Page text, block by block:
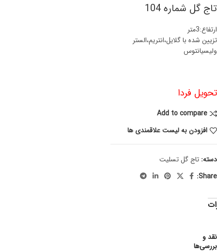
تاج گل شماره 104
ارتفاع:3متر
تزیین شده با گلایل،انتریم،الستر
ولیسیانتوس
تحویل فردا
Add to compare
افزودن به لیست علاقمندی ها
دسته: تاج گل تسلیت
Share:
نقد و
بررسی‌ها